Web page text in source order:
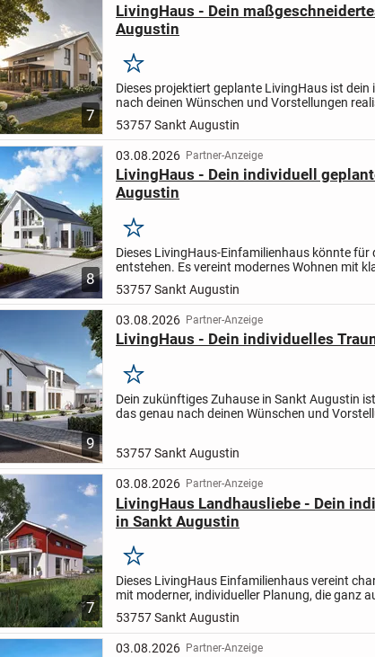
7
LivingHaus - Dein
Augustin
Merken
Dieses projektiert geplante LivingHaus ist
nach deinen Wünschen und Vorstellungen
Doppelhaus mit einer Wohnfläche von 117
53757 Sankt Augustin
8
03.08.2026 Partner-Anzeige
LivingHaus - Dein individuell
Augustin
Merken
Dieses LivingHaus-Einfamilienhaus könnte für
entstehen. Es vereint modernes Wohnen mit
deine Vorstellungen vom perfekten Eigenheim.
53757 Sankt Augustin
9
03.08.2026 Partner-Anzeige
LivingHaus - Dein individuelles
Merken
Dein zukünftiges Zuhause in Sankt Augustin
das genau nach deinen Wünschen und
53757 Sankt Augustin
7
03.08.2026 Partner-Anzeige
LivingHaus Landhausliebe - Dein
in Sankt Augustin
Merken
Dieses LivingHaus Einfamilienhaus vereint
mit moderner, individueller Planung, die ganz
zugeschnitten ist. Das Haus verfügt über ein
53757 Sankt Augustin
03.08.2026 Partner-Anzeige